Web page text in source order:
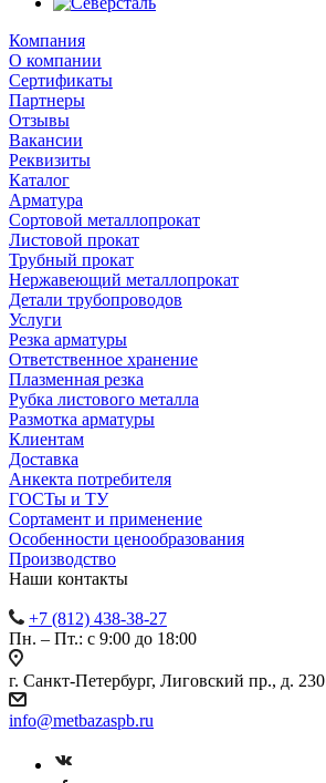
Компания
О компании
Сертификаты
Партнеры
Отзывы
Вакансии
Реквизиты
Каталог
Арматура
Сортовой металлопрокат
Листовой прокат
Трубный прокат
Нержавеющий металлопрокат
Детали трубопроводов
Услуги
Резка арматуры
Ответственное хранение
Плазменная резка
Рубка листового металла
Размотка арматуры
Клиентам
Доставка
Анкекта потребителя
ГОСТы и ТУ
Сортамент и применение
Особенности ценообразования
Производство
Наши контакты
+7 (812) 438-38-27
Пн. – Пт.: с 9:00 до 18:00
г. Санкт-Петербург, Лиговский пр., д. 230
info@metbazaspb.ru